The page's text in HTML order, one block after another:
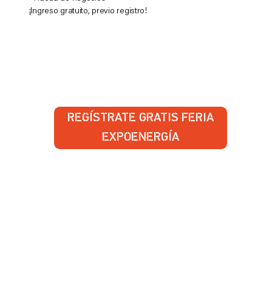
¡Ingreso gratuito, previo registro!
REGÍSTRATE GRATIS FERIA
EXPOENERGÍA